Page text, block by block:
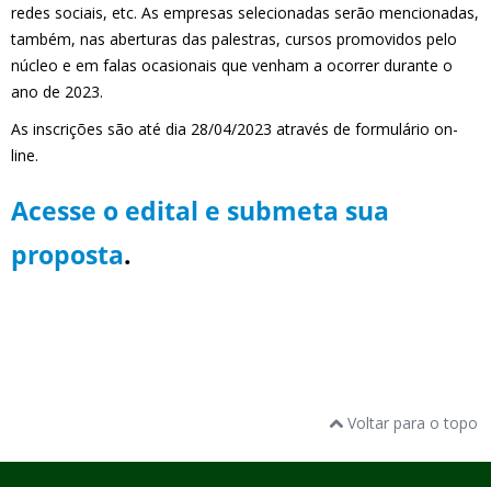
redes sociais, etc. As empresas selecionadas serão mencionadas,
também, nas aberturas das palestras, cursos promovidos pelo
núcleo e em falas ocasionais que venham a ocorrer durante o
ano de 2023.
As inscrições são até dia 28/04/2023 através de formulário on-
line.
Acesse o edital e submeta sua
proposta.
Voltar para o topo